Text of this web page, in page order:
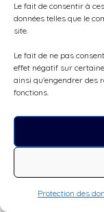
Le fait de consentir à
données telles que le
site.
Le fait de ne pas
effet négatif sur
ainsi qu'engendrer des
fonctions.
Protection des
Pas tenté(e) par
l’idée de faire
13. Des Boots
Une belle paire
et qui vont se
devenir unique,